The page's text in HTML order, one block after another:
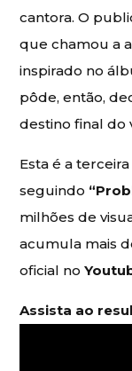
cantora. O
que chamou a
inspirado no
pôde, então,
destino final do
Esta é a
seguindo
milhões de
acumula mais
oficial no
Assista ao